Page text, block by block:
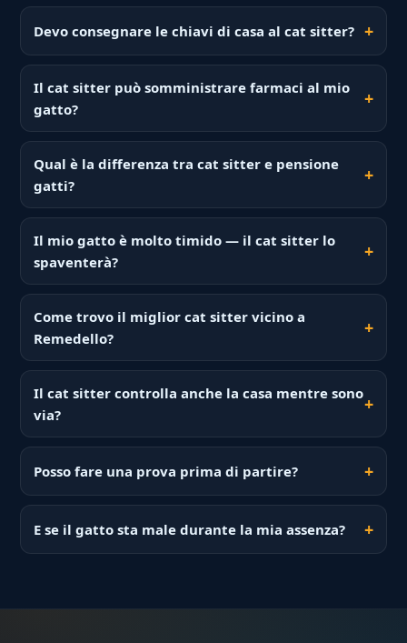
Devo consegnare le chiavi di casa al cat sitter?
Il cat sitter può somministrare farmaci al mio
gatto?
Qual è la differenza tra cat sitter e pensione
gatti?
Il mio gatto è molto timido — il cat sitter lo
spaventerà?
Come trovo il miglior cat sitter vicino a
Remedello?
Il cat sitter controlla anche la casa mentre sono
via?
Posso fare una prova prima di partire?
E se il gatto sta male durante la mia assenza?